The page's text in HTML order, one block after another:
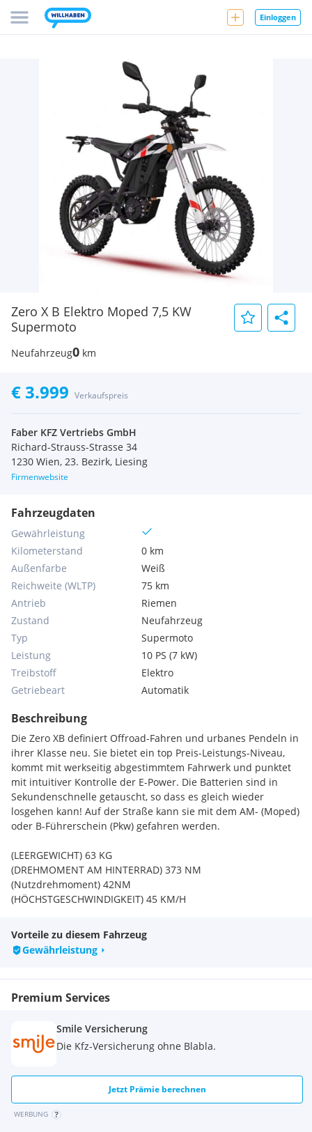
Einloggen
Zero X B Elektro Moped 7,5 KW
Supermoto
Neufahrzeug0 km
€ 3.999 Verkaufspreis
Faber KFZ Vertriebs GmbH
Richard-Strauss-Strasse 34
1230 Wien, 23. Bezirk, Liesing
Firmenwebsite
Fahrzeugdaten
Gewährleistung
Kilometerstand
0 km
Außenfarbe
Weiß
Reichweite (WLTP)
75 km
Antrieb
Riemen
Zustand
Neufahrzeug
Typ
Supermoto
Leistung
10 PS (7 kW)
Treibstoff
Elektro
Getriebeart
Automatik
Beschreibung
Die Zero XB definiert Offroad-Fahren und urbanes Pendeln in
ihrer Klasse neu. Sie bietet ein top Preis-Leistungs-Niveau,
kommt mit werkseitig abgestimmtem Fahrwerk und punktet
mit intuitiver Kontrolle der E-Power. Die Batterien sind in
Sekundenschnelle getauscht, so dass es gleich wieder
losgehen kann! Auf der Straße kann sie mit dem AM- (Moped)
oder B-Führerschein (Pkw) gefahren werden.
(LEERGEWICHT) 63 KG
(DREHMOMENT AM HINTERRAD) 373 NM
(Nutzdrehmoment) 42NM
(HÖCHSTGESCHWINDIGKEIT) 45 KM/H
Vorteile zu diesem Fahrzeug
Gewährleistung
Premium Services
Smile Versicherung
Die Kfz-Versicherung ohne Blabla.
Jetzt Prämie berechnen
WERBUNG